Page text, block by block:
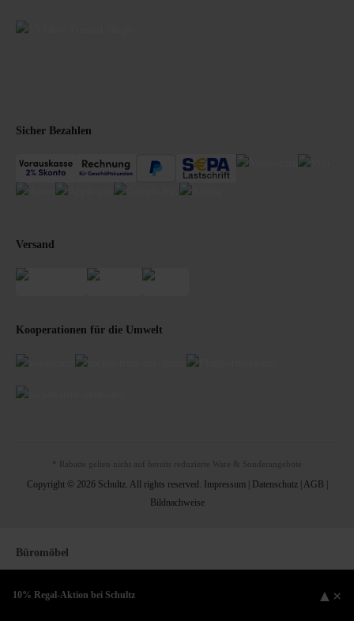
10% Regal-Aktion bei Schultz ▲ ×
Sicher Bezahlen
Versand
Kooperationen für die Umwelt
* Rabatte gelten nicht auf bereits reduzierte Ware & Sonderangebote
Copyright © 2026 Schultz. All rights reserved. Impressum | Datenschutz| AGB |
Bildnachweise
Büromöbel
Höhenverstellbarer Schreibtisch